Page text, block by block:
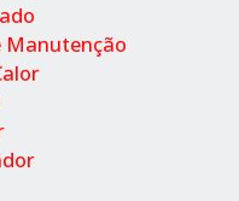
Manutenção